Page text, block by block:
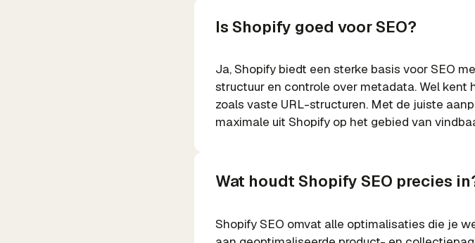
Is Shopify goed voor SEO?
Ja, Shopify biedt een sterke basis voor SEO
structuur en controle over metadata. Wel
zoals vaste URL-structuren. Met de juiste
maximale uit Shopify op het gebied van
Wat houdt Shopify SEO precies
Shopify SEO omvat alle optimalisaties die je